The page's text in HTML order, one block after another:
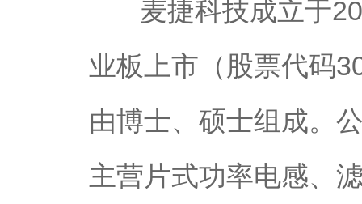
麦捷科技成立于
业板上市（股票代码
由博士、硕士组成。
主营片式功率电感、